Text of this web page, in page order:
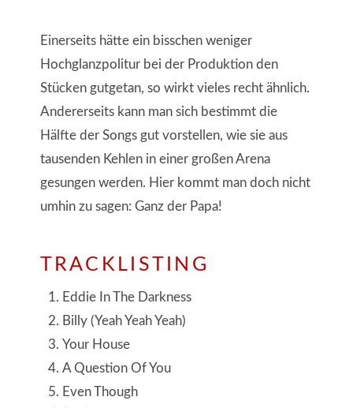
Einerseits hätte ein bisschen weniger
Hochglanzpolitur bei der Produktion den
Stücken gutgetan, so wirkt vieles recht ähnlich.
Andererseits kann man sich bestimmt die
Hälfte der Songs gut vorstellen, wie sie aus
tausenden Kehlen in einer großen Arena
gesungen werden. Hier kommt man doch nicht
umhin zu sagen: Ganz der Papa!
TRACKLISTING
Eddie In The Darkness
Billy (Yeah Yeah Yeah)
Your House
A Question Of You
Even Though